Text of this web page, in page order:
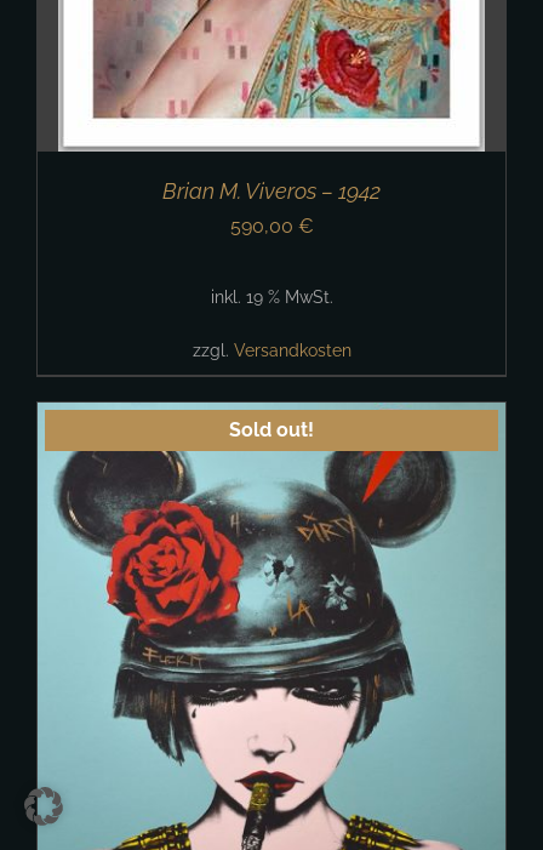
Brian M. Viveros – 1942
590,00 €
inkl. 19 % MwSt.
zzgl. Versandkosten
Sold out!